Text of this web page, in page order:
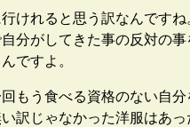
けれると思う訳なんですね
分がしてきた事の反対の事
ですよ。
もう食べる資格のない自分
訳じゃなかった洋服はあっ